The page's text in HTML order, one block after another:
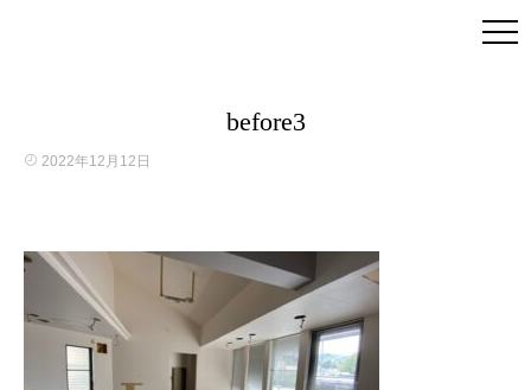
before3
2022年12月12日